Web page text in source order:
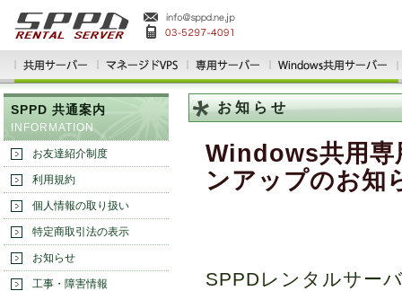
お知らせ
Windows共用専
ンアップのお知
SPPDレンタルサー
SPPD 共通案内
INFORMATION
お友達紹介制度
利用規約
個人情報の取り扱い
特定商取引法の表示
お知らせ
工事・障害情報